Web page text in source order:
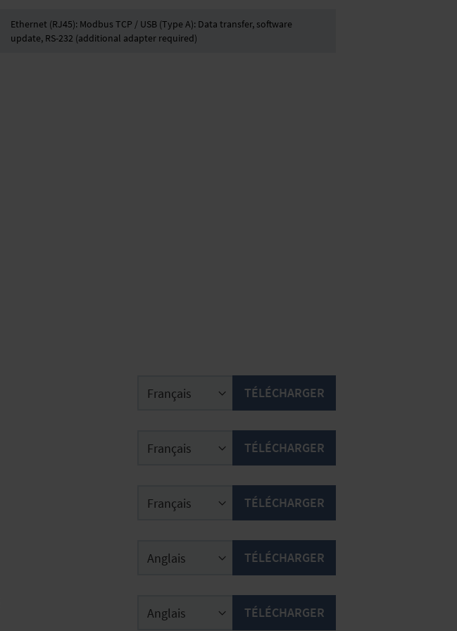
Ethernet (RJ45): Modbus TCP / USB (Type A): Data transfer, software
update, RS-232 (additional adapter required)
TÉLÉCHARGER
TÉLÉCHARGER
TÉLÉCHARGER
TÉLÉCHARGER
TÉLÉCHARGER